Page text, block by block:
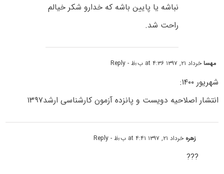
نباشه یا پایین باشه که خدارو شکر خیالم
راحت شد.
مهساخرداد ۲۱, ۱۳۹۷ at ۴:۳۶ ب٫ظ - Reply
شهریور ۱۴۰۰:
انتشار اصلاحیه دویست و پانزده آزمون کارشناسی ارشد۱۳۹۷
زهره خرداد ۲۱, ۱۳۹۷ at ۴:۴۱ ب٫ظ - Reply
???